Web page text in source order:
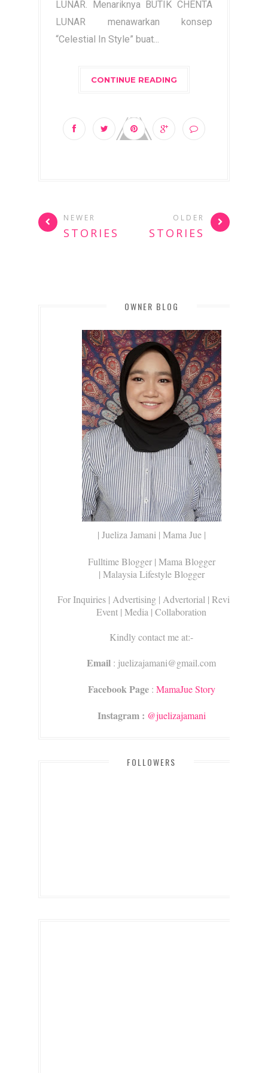
LUNAR. Menariknya BUTIK CHENTA
LUNAR menawarkan konsep
“Celestial In Style” buat...
CONTINUE READING
NEWER
STORIES
OLDER
STORIES
OWNER BLOG
| Jueliza Jamani | Mama Jue |
Fulltime Blogger | Mama Blogger
| Malaysia Lifestyle Blogger
For Inquiries | Advertising | Advertorial | Review |
Event | Media | Collaboration
Kindly contact me at:-
Email : juelizajamani@gmail.com
Facebook Page: MamaJue Story
Instagram : @juelizajamani
FOLLOWERS